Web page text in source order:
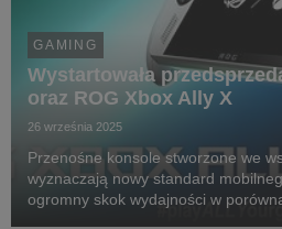
GAMING
Wystartowała
oraz ROG Xbox Ally X
26 września 2025
Przenośne konsole stworzone we
wyznaczają nowy standard
ogromny skok wydajności w